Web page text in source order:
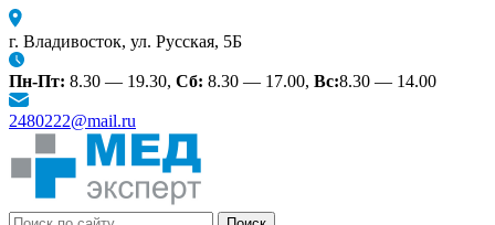
г. Владивосток, ул. Русская, 5Б
Пн-Пт: 8.30 — 19.30, Сб: 8.30 — 17.00, Вс:8.30 — 14.00
2480222@mail.ru